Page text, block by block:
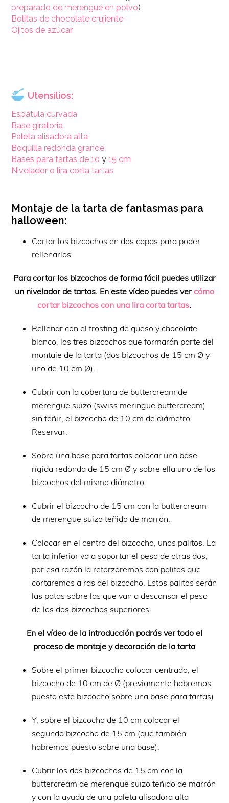
preparado de merengue en polvo)
Bolitas de chocolate crujiente
Ojitos de azúcar
Utensilios:
Espátula curvada
Base giratoria
Paleta alisadora alta
Boquilla redonda grande
Bases para tartas de 10 y15 cm
Nivelador o lira corta tartas
Montaje de la tarta de fantasmas para
halloween:
Cortar los bizcochos en dos capas para poder
rellenarlos.
Para cortar los bizcochos de forma fácil puedes utilizar
un nivelador de tartas. En este vídeo puedes vercómo
cortar bizcochos con una lira corta tartas.
Rellenar con el frosting de queso y chocolate
blanco, los tres bizcochos que formarán parte del
montaje de la tarta (dos bizcochos de 15 cm Ø y
uno de 10 cm Ø).
Cubrir con la cobertura de buttercream de
merengue suizo (swiss meringue buttercream)
sin teñir, el bizcocho de 10 cm de diámetro.
Reservar.
Sobre una base para tartas colocar una base
rígida redonda de 15 cm Ø y sobre ella uno de los
bizcochos del mismo diámetro.
Cubrir el bizcocho de 15 cm con la buttercream
de merengue suizo teñido de marrón.
Colocar en el centro del bizcocho, unos palitos. La
tarta inferior va a soportar el peso de otras dos,
por esa razón la reforzaremos con palitos que
cortaremos a ras del bizcocho. Estos palitos serán
las patas sobre las que van a descansar el peso
de los dos bizcochos superiores.
En el vídeo de la introducción podrás ver todo el
proceso de montaje y decoración de la tarta
Sobre el primer bizcocho colocar centrado, el
bizcocho de 10 cm de Ø (previamente habremos
puesto este bizcocho sobre una base para tartas)
Y, sobre el bizcocho de 10 cm colocar el
segundo bizcocho de 15 cm (que también
habremos puesto sobre una base).
Cubrir los dos bizcochos de 15 cm con la
buttercream de merengue suizo teñido de marrón
y con la ayuda de una paleta alisadora alta